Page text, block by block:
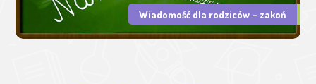
Wiadomość dla rodziców – zakoń